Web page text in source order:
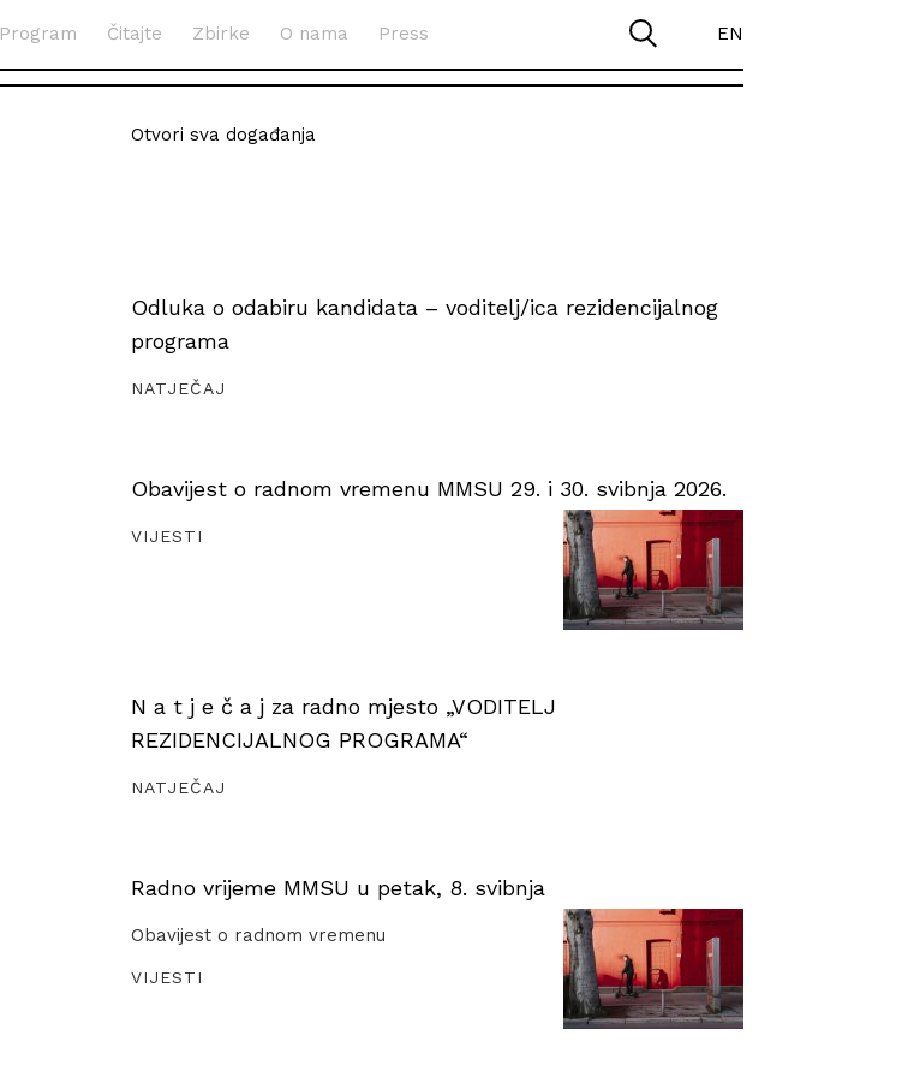
Program Čitajte Zbirke O nama Press EN
Otvori sva događanja
Odluka o odabiru kandidata – voditelj/ica rezidencijalnog
programa
NATJEČAJ
Obavijest o radnom vremenu MMSU 29. i 30. svibnja 2026.
VIJESTI
N a t j e č a j za radno mjesto „VODITELJ
REZIDENCIJALNOG PROGRAMA“
NATJEČAJ
Radno vrijeme MMSU u petak, 8. svibnja
Obavijest o radnom vremenu
VIJESTI